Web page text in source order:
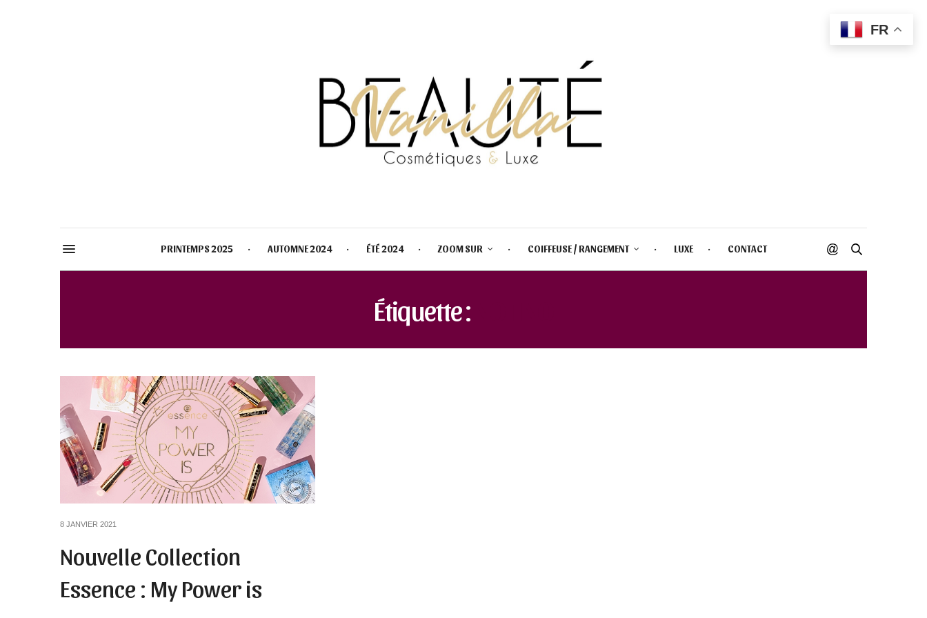
PRINTEMPS 2025 AUTOMNE 2024 ÉTÉ 2024 ZOOM SUR COIFFEUSE / RANGEMENT LUXE CONTACT
Étiquette :
8 JANVIER 2021
Nouvelle Collection
Essence : My Power is
FR